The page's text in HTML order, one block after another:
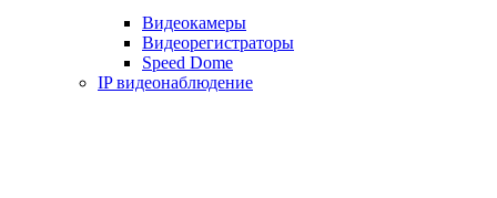
Видеокамеры
Видеорегистраторы
Speed Dome
IP видеонаблюдение